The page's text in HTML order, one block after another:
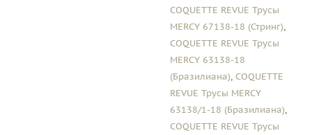
COQUETTE REVUE Трусы
MERCY 67138-18 (Стринг),
COQUETTE REVUE Трусы
MERCY 63138-18
(Бразилиана), COQUETTE
REVUE Трусы MERCY
63138/1-18 (Бразилиана),
COQUETTE REVUE Трусы